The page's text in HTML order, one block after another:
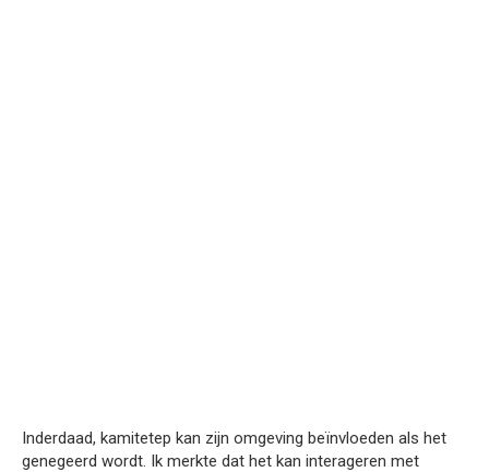
Inderdaad, kamitetep kan zijn omgeving beïnvloeden als het
genegeerd wordt. Ik merkte dat het kan interageren met